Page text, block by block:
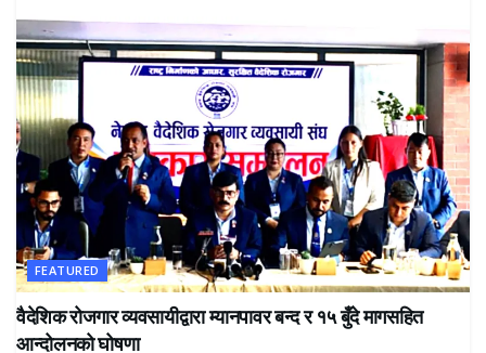
FEATURED
वैदेशिक रोजगार व्यवसायीद्वारा म्यानपावर बन्द र १५ बुँदे मागसहित
आन्दोलनको घोषणा